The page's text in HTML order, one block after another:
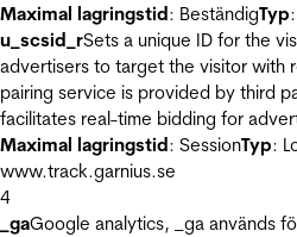
Maximal lagringstid: BeständigTyp
u_scsid_rSets a unique ID for the
advertisers to target the visitor with
pairing service is provided by third
facilitates real-time bidding for
Maximal lagringstid: SessionTyp:
www.track.garnius.se
4
_gaGoogle analytics, _ga används